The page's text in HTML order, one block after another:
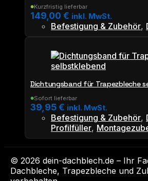
●Kurzfristig lieferbar
149,00 € inkl. MwSt.
Befestigung & Zubehör,
Dichtungsband für Trapezbleche
●Sofort lieferbar
39,95€ inkl. MwSt.
Befestigung & Zubehör,
Profilfüller,
© 2026 dein-dachblech.de – Ihr
Dachbleche, Trapezbleche und